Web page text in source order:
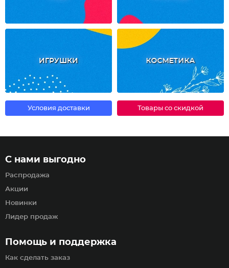
ИГРУШКИ КОСМЕТИКА
Условия доставки Товары со скидкой
Помощь и поддержка
Как сделать заказ
С нами выгодно
Распродажа
Акции
Новинки
Лидер продаж